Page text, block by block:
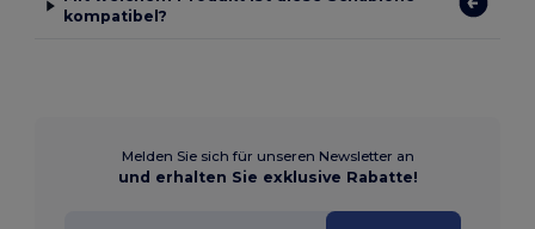
kompatibel?
Melden Sie sich für unseren Newsletter an
und erhalten Sie exklusive Rabatte!